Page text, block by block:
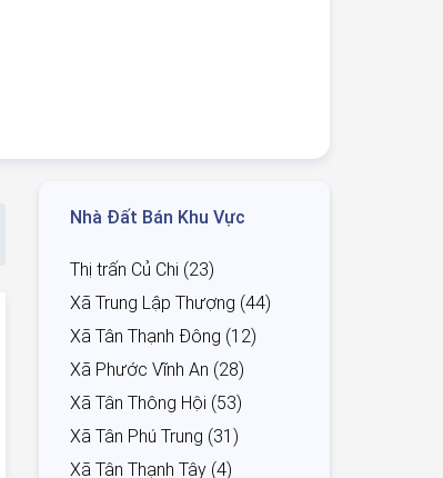
Nhà Đất Bán Khu Vực
Thị trấn Củ Chi (23)
Xã Trung Lập Thượng (44)
Xã Tân Thạnh Đông (12)
Xã Phước Vĩnh An (28)
Xã Tân Thông Hội (53)
Xã Tân Phú Trung (31)
Xã Tân Thạnh Tây (4)